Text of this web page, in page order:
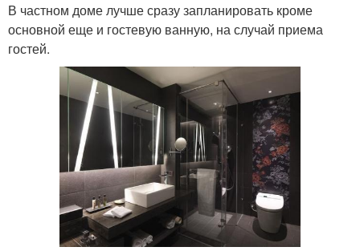
В частном доме лучше сразу запланировать кроме
основной еще и гостевую ванную, на случай приема
гостей.